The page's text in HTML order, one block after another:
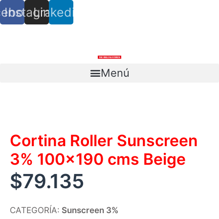
Instagram
Linkedin
Menú
Cortina Roller Sunscreen
3% 100×190 cms Beige
$79.135
CATEGORÍA: Sunscreen 3%